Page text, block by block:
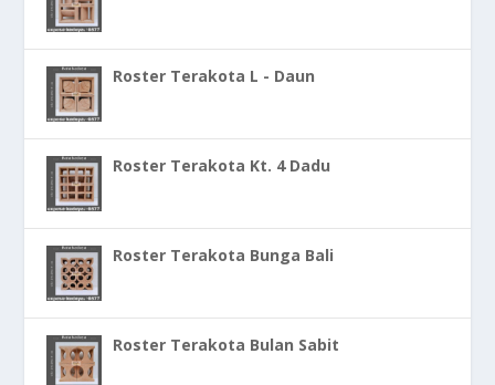
Roster Terakota L - Daun
Roster Terakota Kt. 4 Dadu
Roster Terakota Bunga Bali
Roster Terakota Bulan Sabit